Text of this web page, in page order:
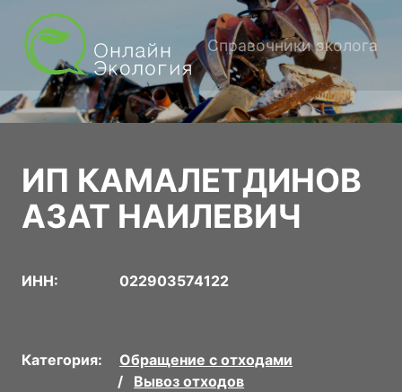
Справочники эколога
ИП КАМАЛЕТДИНОВ
АЗАТ НАИЛЕВИЧ
ИНН: 022903574122
Категория:
Обращение с отходами
Вывоз отходов